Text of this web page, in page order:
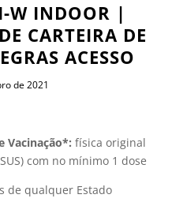
W INDOOR |
CARTEIRA DE
ACESSO
de 2021
Vacinação*: física original
com no mínimo 1 dose
de qualquer Estado